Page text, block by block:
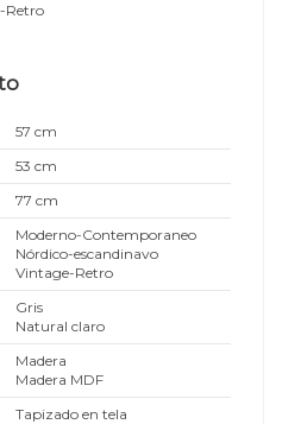
Retro
57 cm
53 cm
77 cm
Moderno-Contemporaneo
Nórdico-escandinavo
Vintage-Retro
Gris
Natural claro
Madera
Madera MDF
Tapizado en tela